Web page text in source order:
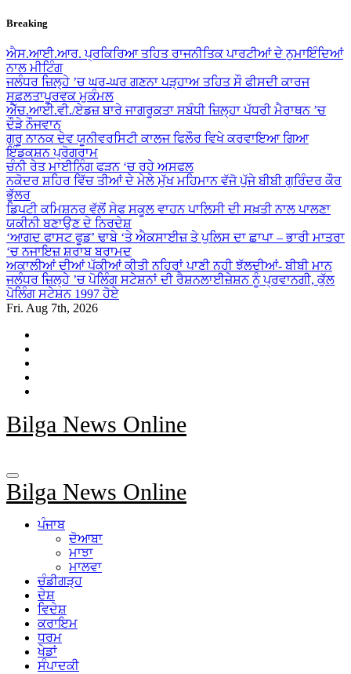
Skip
content
Breaking
ਐਸ.ਆਈ.ਆਰ. ਪ੍ਰਕਿਰਿਆ ਤਹਿਤ ਰਾਜਨੀਤਿਕ ਪਾਰਟੀਆਂ ਦੇ ਨੁਮਾਇੰਦਿਆਂ
ਨਾਲ ਮੀਟਿੰਗ
ਜਲੰਧਰ ਜ਼ਿਲ੍ਹੇ ’ਚ ਘਰ-ਘਰ ਗਣਨਾ ਪੜ੍ਹਾਅ ਤਹਿਤ ਸੌ ਫੀਸਦੀ ਕਾਰਜ
ਸਫ਼ਲਤਾਪੂਰਵਕ ਮੁਕੰਮਲ
ਐੱਚ.ਆਈ.ਵੀ./ਏਡਜ਼ ਬਾਰੇ ਜਾਗਰੂਕਤਾ ਸਬੰਧੀ ਜ਼ਿਲ੍ਹਾ ਪੱਧਰੀ ਮੈਰਾਥਨ ’ਚ
ਦੌੜੇ ਨੌਜਵਾਨ
ਗੁਰੂ ਨਾਨਕ ਦੇਵ ਯੂਨੀਵਰਸਿਟੀ ਕਾਲਜ ਫਿਲੌਰ ਵਿਖੇ ਕਰਵਾਇਆ ਗਿਆ
ਇੰਡਕਸ਼ਨ ਪ੍ਰੋਗਰਾਮ
ਚੰਨੀ ਰੇਤ ਮਾਈਨਿੰਗ ਫੜਨ ‘ਚ ਰਹੇ ਅਸਫਲ
ਨਕੋਦਰ ਸ਼ਹਿਰ ਵਿੱਚ ਤੀਆਂ ਦੇ ਮੇਲੇ ਮੁੱਖ ਮਹਿਮਾਨ ਵੱਜੋ ਪੁੱਜੇ ਬੀਬੀ ਗੁਰਿੰਦਰ ਕੌਰ
ਭੁੱਲਰ
ਡਿਪਟੀ ਕਮਿਸ਼ਨਰ ਵੱਲੋਂ ਸੇਫ ਸਕੂਲ ਵਾਹਨ ਪਾਲਿਸੀ ਦੀ ਸਖ਼ਤੀ ਨਾਲ ਪਾਲਣਾ
ਯਕੀਨੀ ਬਣਾਉਣ ਦੇ ਨਿਰਦੇਸ਼
‘ਆਗਦ ਫਾਸਟ ਫੂਡ’ ਢਾਬੇ ‘ਤੇ ਐਕਸਾਈਜ਼ ਤੇ ਪੁਲਿਸ ਦਾ ਛਾਪਾ – ਭਾਰੀ ਮਾਤਰਾ
‘ਚ ਨਜਾਇਜ਼ ਸ਼ਰਾਬ ਬਰਾਮਦ
ਅਕਾਲੀਆਂ ਦੀਆਂ ਪੱਕੀਆਂ ਕੀਤੀ ਨਹਿਰਾਂ ਪਾਣੀ ਨਹੀ ਝੱਲਦੀਆਂ- ਬੀਬੀ ਮਾਨ
ਜਲੰਧਰ ਜ਼ਿਲ੍ਹੇ ’ਚ ਪੋਲਿੰਗ ਸਟੇਸ਼ਨਾਂ ਦੀ ਰੈਸ਼ਨਲਾਈਜ਼ੇਸ਼ਨ ਨੂੰ ਪ੍ਰਵਾਨਗੀ, ਕੁੱਲ
ਪੋਲਿੰਗ ਸਟੇਸ਼ਨ 1997 ਹੋਏ
Fri. Aug 7th, 2026
Bilga News Online
Bilga News Online
ਪੰਜਾਬ
ਦੋਆਬਾ
ਮਾਝਾ
ਮਾਲਵਾ
ਚੰਡੀਗੜ੍ਹ
ਦੇਸ਼
ਵਿਦੇਸ਼
ਕਰਾਇਮ
ਧਰਮ
ਖੇਡਾਂ
ਸੰਪਾਦਕੀ